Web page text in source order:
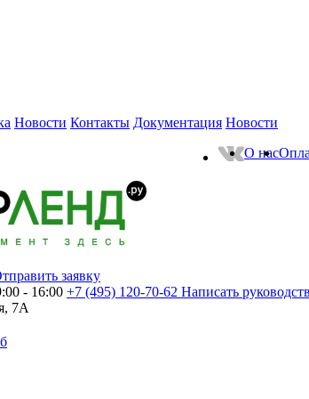
Новости Контакты Документация Новости
О нас
заявку
- 16:00 +7 (495) 120-70-62 Написать
7А